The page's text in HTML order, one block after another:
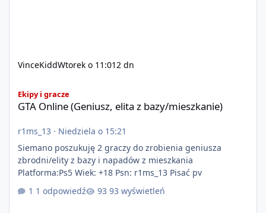
VinceKiddWtorek o 11:01 2 dn
Ekipy i gracze
GTA Online (Geniusz, elita z bazy/mieszkanie)
r1ms_13 · Niedziela o 15:21
Siemano poszukuję 2 graczy do zrobienia geniusza
zbrodni/elity z bazy i napadów z mieszkania
Platforma:Ps5 Wiek: +18 Psn: r1ms_13 Pisać pv
1 odpowiedź
93 wyświetleń